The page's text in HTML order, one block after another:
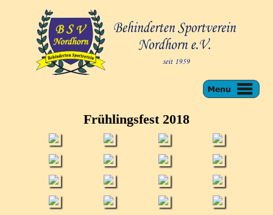
Frühlingsfest 2018